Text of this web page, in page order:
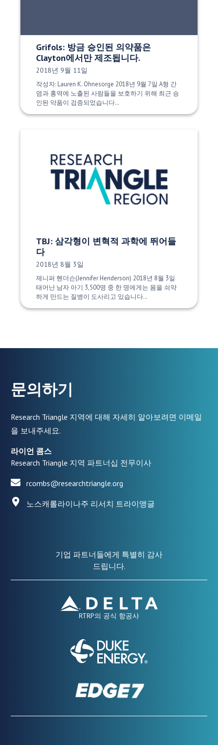
Grifols: 방금 승인된 의약품은
Clayton에서만 제조됩니다.
게시 날짜:
2018년 9월 11일
작성자: Lauren K. Ohnesorge 2018년 9월 7일 A형 간
염과 홍역에 노출된 사람들을 보호하기 위해 최근 승
인된 약품이 검증되었습니다…
TBJ: 삼각형이 변혁적 과학에 뛰어들
다
게시 날짜:
2018년 8월 3일
제니퍼 헨더슨(Jennifer Henderson) 2018년 8월 3일
태어난 남자 아기 3,500명 중 한 명에게는 몸을 쇠약
하게 만드는 질병이 도사리고 있습니다…
문의하기
Research Triangle 지역에 대해 자세히 알아보려면 이메일
을 보내주세요.
라이언 콤스
Research Triangle 지역 파트너십 전무이사
rcombs@researchtriangle.org
노스캐롤라이나주 리서치 트라이앵글
기업 파트너들에게 특별히 감사
드립니다.
RTRP의 공식 항공사